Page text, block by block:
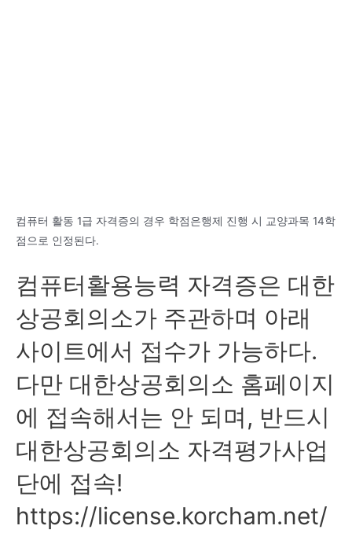
컴퓨터 활동 1급 자격증의 경우 학점은행제 진행 시 교양과목 14학
점으로 인정된다.
컴퓨터활용능력 자격증은 대한
상공회의소가 주관하며 아래
사이트에서 접수가 가능하다.
다만 대한상공회의소 홈페이지
에 접속해서는 안 되며, 반드시
대한상공회의소 자격평가사업
단에 접속!
https://license.korcham.net/